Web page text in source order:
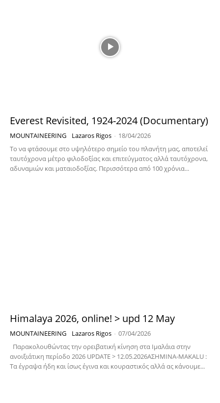
Everest Revisited, 1924-2024 (Documentary)
MOUNTAINEERING Lazaros Rigos - 18/04/2026
Το να φτάσουμε στο υψηλότερο σημείο του πλανήτη μας, αποτελεί
ταυτόχρονα μέτρο φιλοδοξίας και επιτεύγματoς αλλά ταυτόχρονα,
αδυναμιών και ματαιοδοξίας. Περισσότερα από 100 χρόνια...
Himalaya 2026, online! > upd 12 May
MOUNTAINEERING Lazaros Rigos - 07/04/2026
Παρακολουθώντας την ορειβατική κίνηση στα Ιμαλάια στην
ανοιξιάτικη περίοδο 2026 UPDATE > 12.05.2026ΑΣΗΜΙΝΑ-MAKALU :
Τα έγραψα ήδη και ίσως έγινα και κουραστικός αλλά ας κάνουμε...